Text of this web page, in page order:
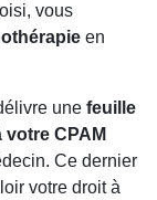
vous
en
une feuille
CPAM
Ce dernier
votre droit à